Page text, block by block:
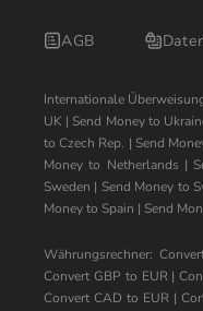
AGB
Internationale
UK | Send Money to
to Czech Rep. | Send
Money to Netherlands |
Sweden | Send Money to
Money to Spain | Send
Währungsrechner:
Convert GBP to EUR|
Convert CAD to EUR |